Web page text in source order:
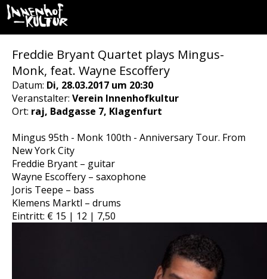
Freddie Bryant Quartet plays Mingus-
Monk, feat. Wayne Escoffery
Datum: Di, 28.03.2017 um 20:30
Veranstalter: Verein Innenhofkultur
Ort: raj, Badgasse 7, Klagenfurt
Mingus 95th - Monk 100th - Anniversary Tour. From
New York City
Freddie Bryant – guitar
Wayne Escoffery – saxophone
Joris Teepe – bass
Klemens Marktl – drums
Eintritt: € 15 | 12 | 7,50